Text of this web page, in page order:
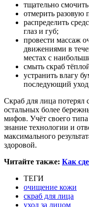
тщательно
отмерить разовую
распределить
глаз и губ;
провести массаж
движениями в
местах с
смыть скраб
устранить влагу
последующий
Скраб для лица потерял
остальных более
мифов. Учёт своего
знание технологии и
максимального
здоровой.
Читайте также: Как
ТЕГИ
очищение кожи
скраб для лица
уход за лицом